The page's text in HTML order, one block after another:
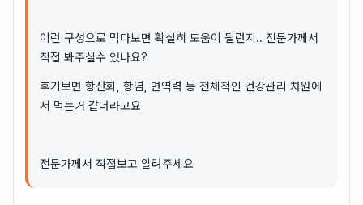
이런 구성으로 먹다보면 확실히 도움이 될런지.. 전문가께서
직접 봐주실수 있나요?
후기보면 항산화, 항염, 면역력 등 전체적인 건강관리 차원에
서 먹는거 같더라고요
전문가께서 직접보고 알려주세요